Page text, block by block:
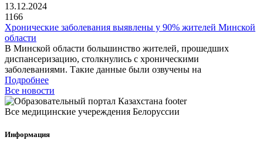
13.12.2024
1166
Хронические заболевания выявлены у 90% жителей Минской
области
В Минской области большинство жителей, прошедших
диспансеризацию, столкнулись с хроническими
заболеваниями. Такие данные были озвучены на
Подробнее
Все новости
Все медицинские учереждения Белоруссии
Информация